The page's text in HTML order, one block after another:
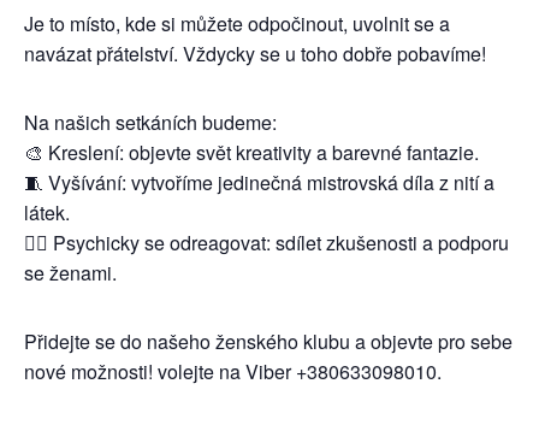
Je to místo, kde si můžete odpočinout, uvolnit se a
navázat přátelství. Vždycky se u toho dobře pobavíme!
Na našich setkáních budeme:
🎨 Kreslení: objevte svět kreativity a barevné fantazie.
🧵 Vyšívání: vytvoříme jedinečná mistrovská díla z nití a
látek.
💆‍♀️ Psychicky se odreagovat: sdílet zkušenosti a podporu
se ženami.
Přidejte se do našeho ženského klubu a objevte pro sebe
nové možnosti! volejte na Viber +380633098010.